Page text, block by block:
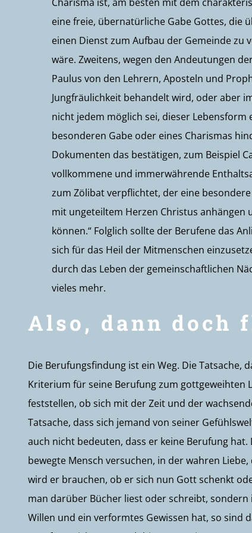
Charisma ist, am besten mit dem
eine freie, übernatürliche Gabe Gottes, die
einen Dienst zum Aufbau der Gemeinde zu
wäre. Zweitens, wegen den Andeutungen
Paulus von den Lehrern, Aposteln und
Jungfräulichkeit behandelt wird, oder aber
nicht jedem möglich sei, dieser
besonderen Gabe oder eines Charismas
Dokumenten das bestätigen, zum Beispiel
vollkommene und immerwährende
zum Zölibat verpflichtet, der eine
mit ungeteiltem Herzen Christus anhängen
können.“ Folglich sollte der Berufene das
sich für das Heil der Mitmenschen
durch das Leben der gemeinschaftlichen
vieles mehr.
Also, dann doch
Die Berufungsfindung ist ein Weg. Die Tatsache,
Kriterium für seine Berufung zum gottgeweihten
feststellen, ob sich mit der Zeit und der
Tatsache, dass sich jemand von seiner
auch nicht bedeuten, dass er keine Berufung
bewegte Mensch versuchen, in der wahren
wird er brauchen, ob er sich nun Gott schenkt
man darüber Bücher liest oder schreibt,
Willen und ein verformtes Gewissen hat, so sind